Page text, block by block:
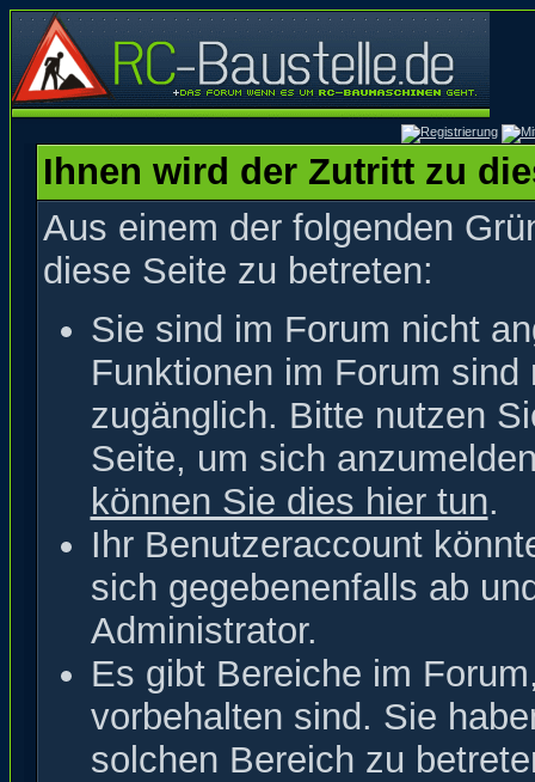
Ihnen wird der Zutritt zu
Aus einem der folgenden
diese Seite zu betreten:
Sie sind im Forum nicht
Funktionen im Forum
zugänglich. Bitte nutzen
Seite, um sich
können Sie dies hier tun.
Ihr Benutzeraccount
sich gegebenenfalls ab
Administrator.
Es gibt Bereiche im
vorbehalten sind. Sie
solchen Bereich zu